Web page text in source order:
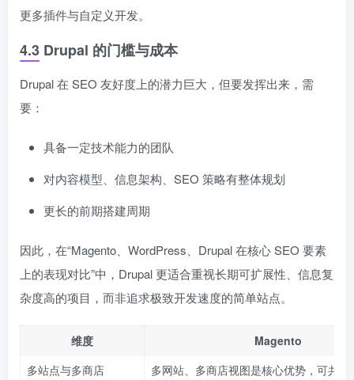
更多插件与自定义开发。
4.3 Drupal 的门槛与成本
Drupal 在 SEO 友好度上的潜力巨大，但要发挥出来，需
要：
具备一定技术能力的团队
对内容模型、信息架构、SEO 策略有整体规划
更长的前期搭建周期
因此，在“Magento、WordPress、Drupal 在核心 SEO 要素
上的表现对比”中，Drupal 更适合重视长期可扩展性、信息复
杂度高的项目，而非追求极致开发速度的简单站点。
维度
Magento
多站点与多商店
多网站、多商店视图是核心优势，可共用